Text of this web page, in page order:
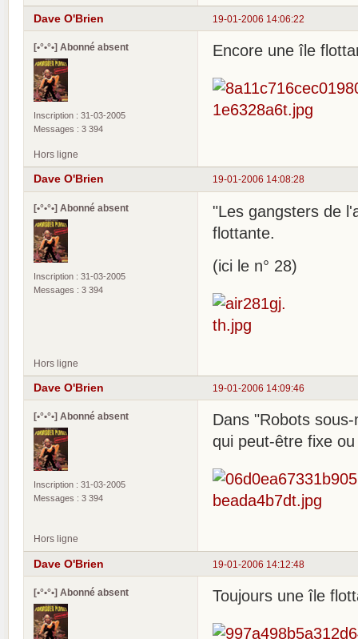
19-01-2006 14:06:22
Dave O'Brien
[•°•°•] Abonné absent
Inscription : 31-03-2005
Messages : 3 394
Encore une île
Hors ligne
19-01-2006 14:08:28
Dave O'Brien
[•°•°•] Abonné absent
Inscription : 31-03-2005
Messages : 3 394
"Les gangsters de
flottante.
(ici le n° 28)
Hors ligne
19-01-2006 14:09:46
Dave O'Brien
[•°•°•] Abonné absent
Inscription : 31-03-2005
Messages : 3 394
Dans "Robots
qui peut-être fixe
Hors ligne
19-01-2006 14:12:48
Dave O'Brien
[•°•°•] Abonné absent Toujours une île